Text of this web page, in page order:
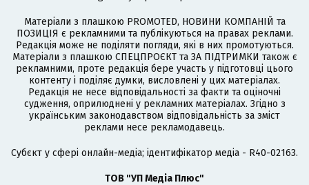
Матеріали з плашкою PROMOTED, НОВИНИ КОМПАНІЙ та
ПОЗИЦІЯ є рекламними та публікуються на правах реклами.
Редакція може не поділяти погляди, які в них промотуються.
Матеріали з плашкою СПЕЦПРОЄКТ та ЗА ПІДТРИМКИ також є
рекламними, проте редакція бере участь у підготовці цього
контенту і поділяє думки, висловлені у цих матеріалах.
Редакція не несе відповідальності за факти та оціночні
судження, оприлюднені у рекламних матеріалах. Згідно з
українським законодавством відповідальність за зміст
реклами несе рекламодавець.
Cубєкт у сфері онлайн-медіа; ідентифікатор медіа - R40-02163.
ТОВ "УП Медіа Плюс"